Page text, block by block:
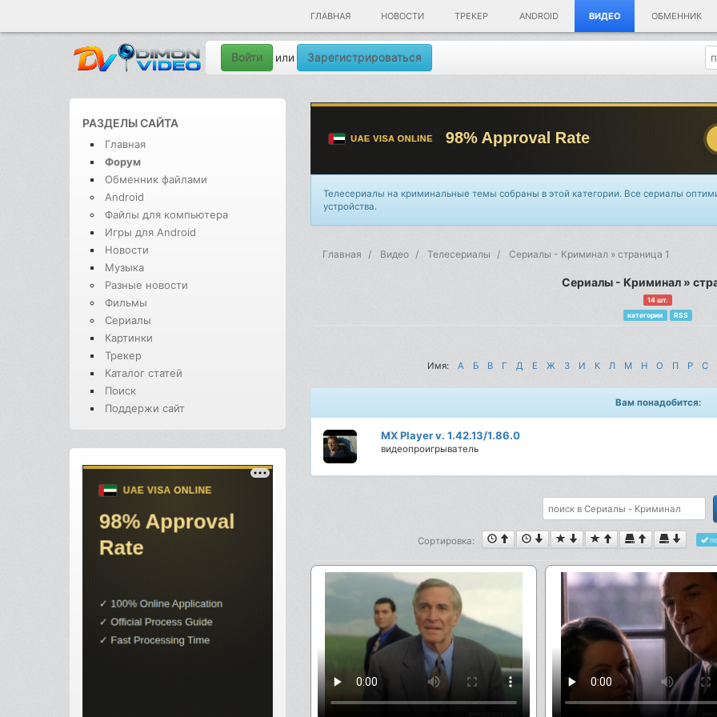
ГЛАВНАЯ НОВОСТИ ТРЕКЕР ANDROID ВИДЕО ОБМЕННИК
Войти или Зарегистрироваться
РАЗДЕЛЫ САЙТА
Главная
Форум
Обменник файлами
Android
Файлы для компьютера
Игры для Android
Новости
Музыка
Разные новости
Фильмы
Сериалы
Картинки
Трекер
Каталог статей
Поиск
Поддержи сайт
Телесериалы на криминальные темы собраны в этой категории. Все сериалы
устройства.
Главная Видео Телесериалы Сериалы - Криминал » страница 1
Сериалы - Криминал »
14 шт.
категории
RSS
Имя: А Б В Г Д Е Ж З И К Л М Н О П Р С
Вам понадобится:
MX Player v. 1.42.13/1.86.0
видеопроигрыватель
Сортировка: